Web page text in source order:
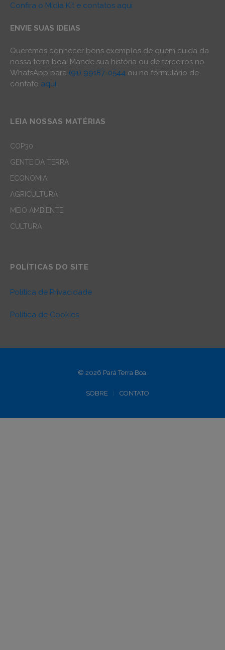
Confira o Mídia Kit e contatos aqui
ENVIE SUAS IDEIAS
Queremos conhecer bons exemplos de quem cuida da
nossa terra boa! Mande sua história ou de terceiros no
WhatsApp para (91) 99187-0544 ou no formulário de
contato aqui.
LEIA NOSSAS MATÉRIAS
COP30
GENTE DA TERRA
ECONOMIA
AGRICULTURA
MEIO AMBIENTE
CULTURA
POLÍTICAS DO SITE
Política de Privacidade
Política de Cookies
© 2026 Pará Terra Boa.
SOBRE CONTATO